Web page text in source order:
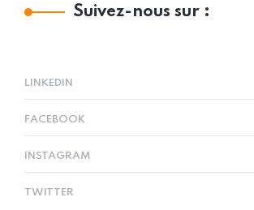
Suivez-nous sur :
LINKEDIN
FACEBOOK
INSTAGRAM
TWITTER